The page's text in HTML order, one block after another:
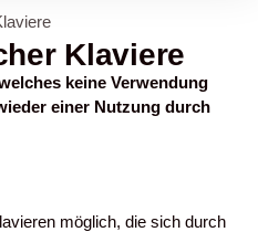
Klaviere
keine Verwendung
einer Nutzung durch
möglich, die sich durch